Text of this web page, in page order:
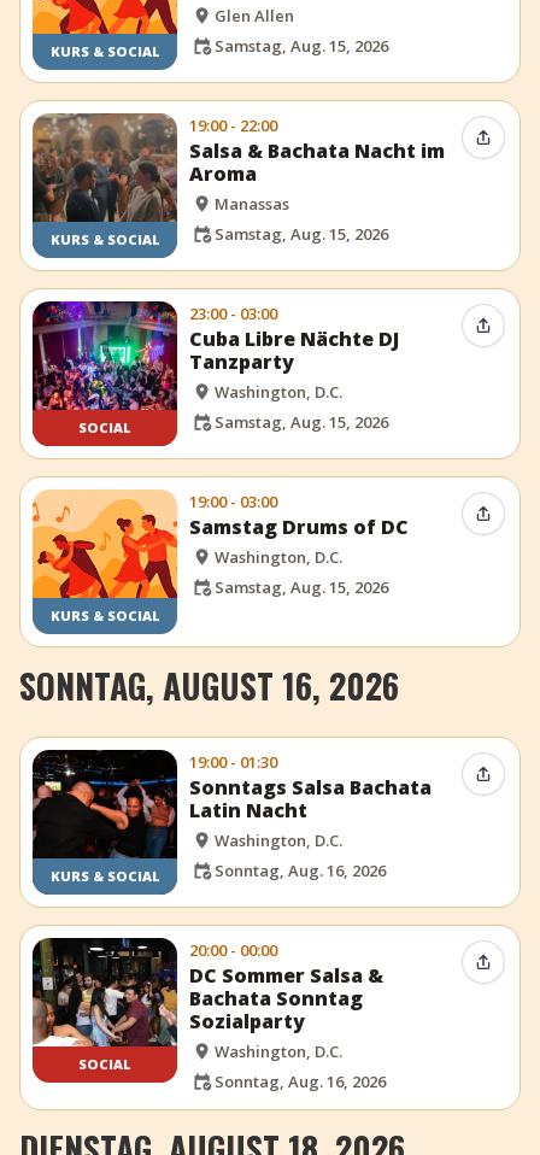
KURS & SOCIAL
Glen Allen
Samstag, Aug. 15, 2026
KURS & SOCIAL
19:00 - 22:00
Salsa & Bachata Nacht im
Aroma
Manassas
Samstag, Aug. 15, 2026
Event
SOCIAL
23:00 - 03:00
Cuba Libre Nächte DJ
Tanzparty
Washington, D.C.
Samstag, Aug. 15, 2026
Event
KURS & SOCIAL
19:00 - 03:00
Samstag Drums of DC
Washington, D.C.
Samstag, Aug. 15, 2026
Event
SONNTAG, AUGUST 16, 2026
KURS & SOCIAL
19:00 - 01:30
Sonntags Salsa Bachata
Latin Nacht
Washington, D.C.
Sonntag, Aug. 16, 2026
Event
SOCIAL
20:00 - 00:00
DC Sommer Salsa &
Bachata Sonntag
Sozialparty
Washington, D.C.
Sonntag, Aug. 16, 2026
Event